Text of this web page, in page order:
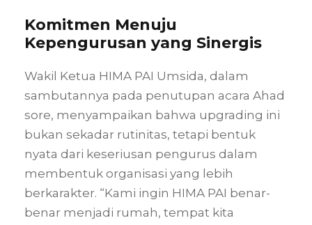
Komitmen Menuju
Kepengurusan yang Sinergis
Wakil Ketua HIMA PAI Umsida, dalam
sambutannya pada penutupan acara Ahad
sore, menyampaikan bahwa upgrading ini
bukan sekadar rutinitas, tetapi bentuk
nyata dari keseriusan pengurus dalam
membentuk organisasi yang lebih
berkarakter. “Kami ingin HIMA PAI benar-
benar menjadi rumah, tempat kita